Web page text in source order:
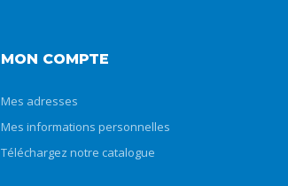
MON COMPTE
Mes adresses
Mes informations personnelles
Téléchargez notre catalogue